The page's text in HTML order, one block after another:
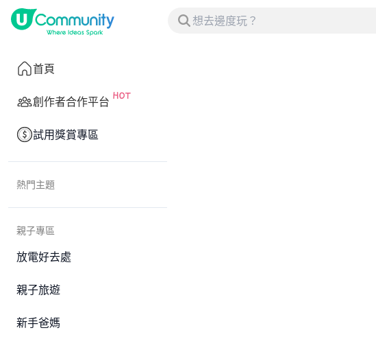
首頁
創作者合作平台
試用獎賞專區
熱門主題
親子專區
放電好去處
親子旅遊
新手爸媽